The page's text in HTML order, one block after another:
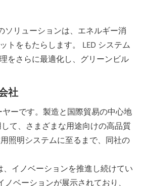
リューションは、エネルギー消
トをもたらします。 LED システム
をさらに最適化し、グリーンビル
社
ーです。製造と国際貿易の中心地
て、さまざまな用途向けの高品質
照明システムに至るまで、同社の
イノベーションを推進し続けてい
ベーションが展示されており、